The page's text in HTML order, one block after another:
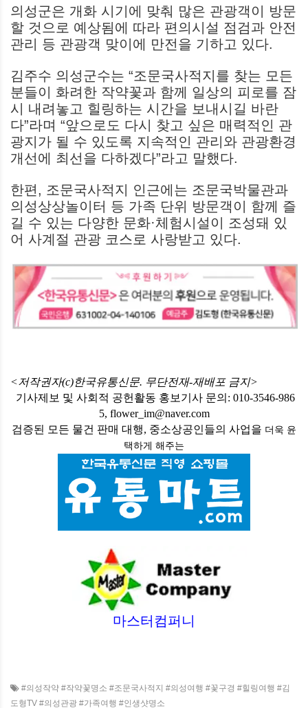
의성군은 개화 시기에 맞춰 많은 관광객이 방문
할 것으로 예상됨에 따라 편의시설 점검과 안전
관리 등 관광객 맞이에 만전을 기하고 있다.
김주수 의성군수는 “조문국사적지를 찾는 모든
분들이 화려한 작약꽃과 함께 일상의 피로를 잠
시 내려놓고 힐링하는 시간을 보내시길 바란
다”라며 “앞으로도 다시 찾고 싶은 매력적인 관
광지가 될 수 있도록 지속적인 관리와 관광환경
개선에 최선을 다하겠다”라고 말했다.
한편, 조문국사적지 인근에는 조문국박물관과
의성상상놀이터 등 가족 단위 방문객이 함께 즐
길 수 있는 다양한 문화·체험시설이 조성돼 있
어 사계절 관광 코스로 사랑받고 있다.
<저작권자(c)한국유통신문. 무단전재-재배포 금지>
기사제보 및 사회적 공헌활동 홍보기사 문의: 010-3546-986
5, flower_im@naver.com
검증된 모든 물건 판매 대행, 중소상공인들의 사업을 더욱 윤
택하게 해주는
마스터컴퍼니
#의성작약 #작약꽃명소 #조문국사적지 #의성여행 #꽃구경 #힐링여행 #김
도형TV #의성관광 #가족여행 #인생샷명소